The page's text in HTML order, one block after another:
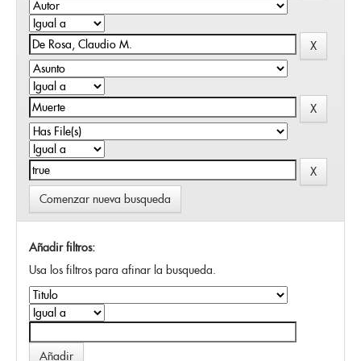
Comenzar nueva busqueda
Añadir filtros:
Usa los filtros para afinar la busqueda.